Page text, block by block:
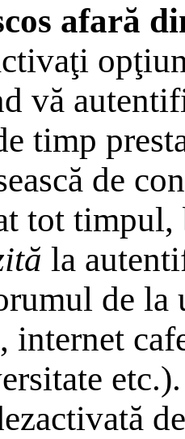
afară
vă
timp
de
tot
la
de
internet